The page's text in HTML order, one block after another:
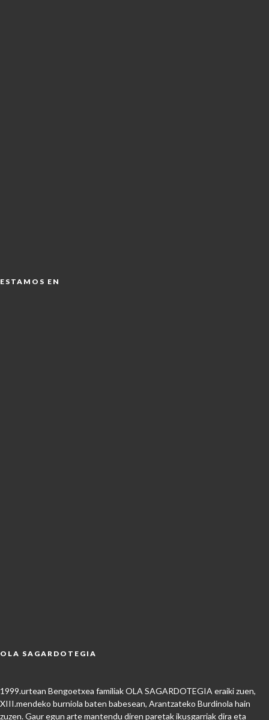
ESTAMOS EN
OLA SAGARDOTEGIA
1999.urtean Bengoetxea familiak OLA SAGARDOTEGIA eraiki zuen,
XIII.mendeko burniola baten babesean, Arantzateko Burdinola hain
zuzen. Gaur egun arte mantendu diren paretak ikusgarriak dira eta